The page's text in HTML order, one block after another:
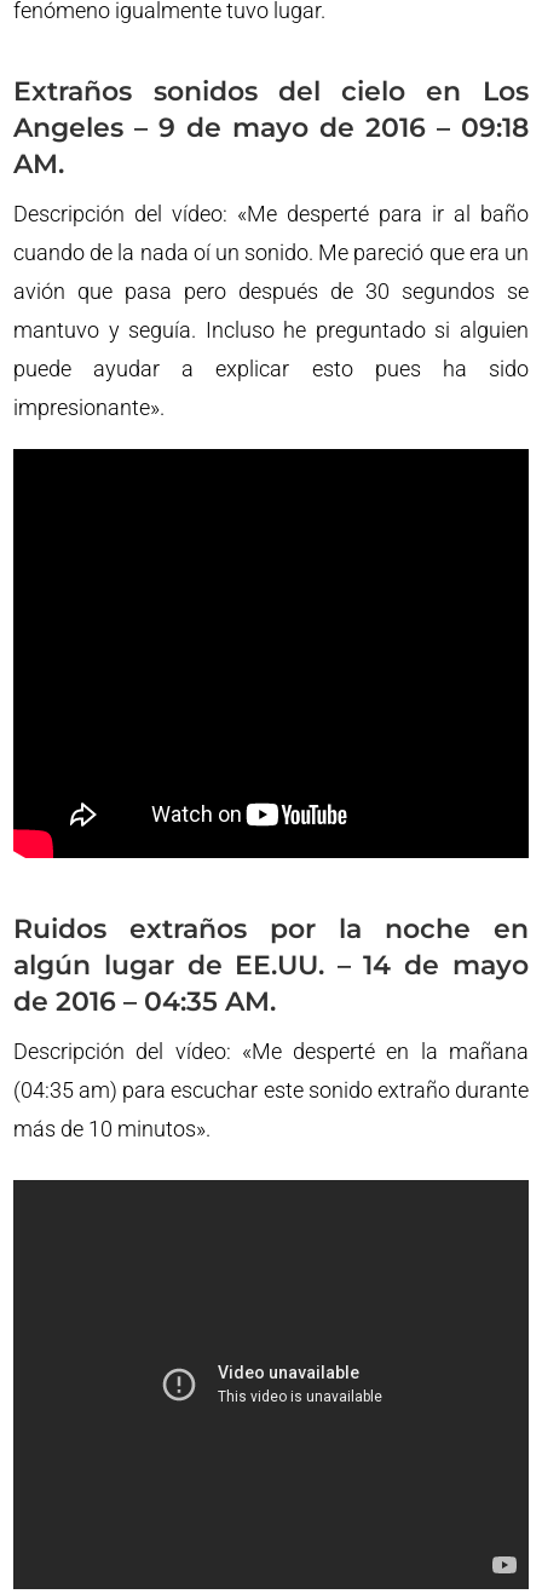
fenómeno igualmente tuvo lugar.
Extraños sonidos del cielo en Los
Angeles – 9 de mayo de 2016 – 09:18
AM.
Descripción del vídeo: «Me desperté para ir al baño
cuando de la nada oí un sonido. Me pareció que era un
avión que pasa pero después de 30 segundos se
mantuvo y seguía. Incluso he preguntado si alguien
puede ayudar a explicar esto pues ha sido
impresionante».
Ruidos extraños por la noche en
algún lugar de EE.UU. – 14 de mayo
de 2016 – 04:35 AM.
Descripción del vídeo: «Me desperté en la mañana
(04:35 am) para escuchar este sonido extraño durante
más de 10 minutos».